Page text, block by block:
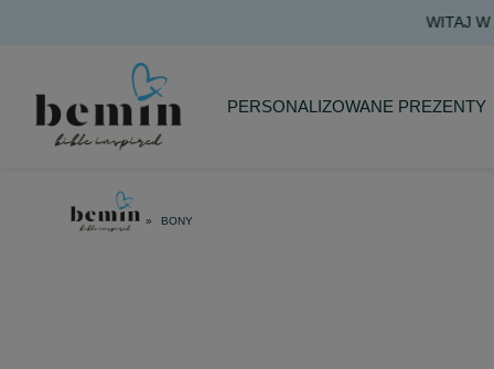
PERSONALIZOWANE PREZENTY
BONY